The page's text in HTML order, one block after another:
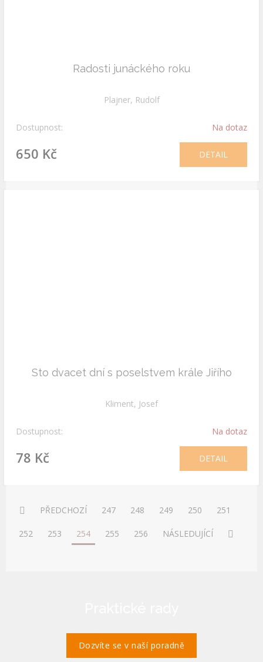
Radosti junáckého roku
Plajner, Rudolf
Dostupnost: Na dotaz
650 Kč DETAIL
Sto dvacet dní s poselstvem krále Jiřího
Kliment, Josef
Dostupnost: Na dotaz
78 Kč DETAIL
PŘEDCHOZÍ 247 248 249 250 251
252 253 254 255 256 NÁSLEDUJÍCÍ
Dozvíte se v naší poradně